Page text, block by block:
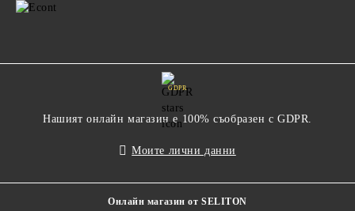
GDPR
Нашият онлайн магазин е 100% съобразен с GDPR.
Моите лични данни
Онлайн магазин от SELITON